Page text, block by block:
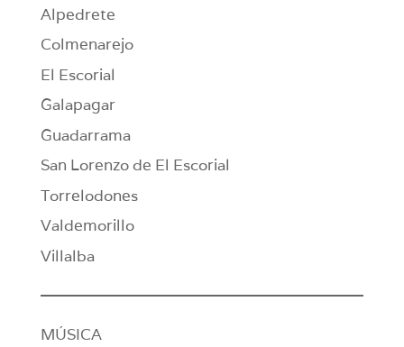
Alpedrete
Colmenarejo
El Escorial
Galapagar
Guadarrama
San Lorenzo de El Escorial
Torrelodones
Valdemorillo
Villalba
MÚSICA